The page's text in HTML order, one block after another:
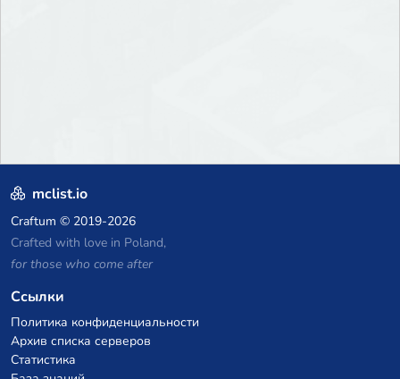
mclist.io
Craftum © 2019-2026
Crafted with love in Poland,
for those who come after
Ссылки
Политика конфиденциальности
Архив списка серверов
Статистика